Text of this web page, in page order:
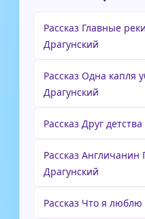
Рассказ Главные
Драгунский
Рассказ Одна капля
Драгунский
Рассказ Друг
Рассказ Англичанин
Драгунский
Рассказ Что я